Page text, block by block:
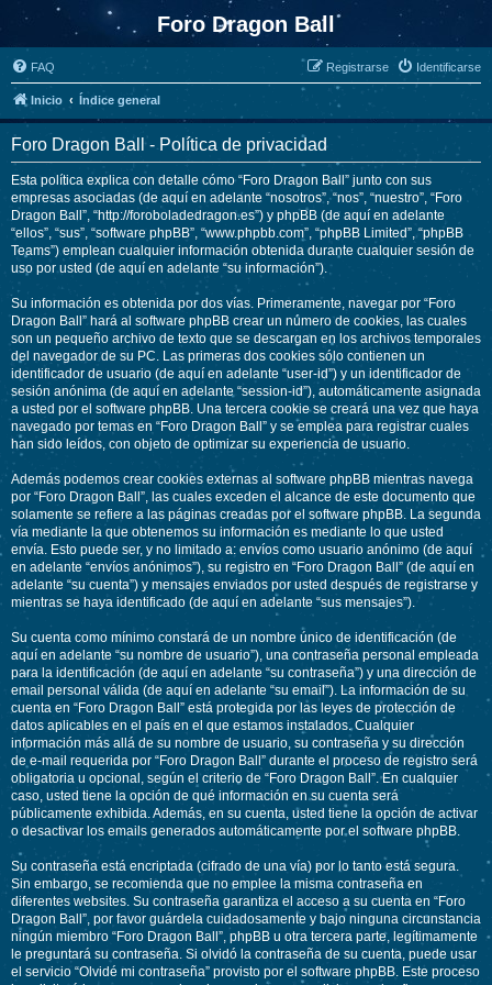
Foro Dragon Ball
FAQ Identificarse
Registrarse
Inicio Índice general
Foro Dragon Ball - Política de privacidad
Esta política explica con detalle cómo “Foro Dragon Ball” junto con sus
empresas asociadas (de aquí en adelante “nosotros”, “nos”, “nuestro”, “Foro
Dragon Ball”, “http://foroboladedragon.es”) y phpBB (de aquí en adelante
“ellos”, “sus”, “software phpBB”, “www.phpbb.com”, “phpBB Limited”, “phpBB
Teams”) emplean cualquier información obtenida durante cualquier sesión de
uso por usted (de aquí en adelante “su información”).
Su información es obtenida por dos vías. Primeramente, navegar por “Foro
Dragon Ball” hará al software phpBB crear un número de cookies, las cuales
son un pequeño archivo de texto que se descargan en los archivos temporales
del navegador de su PC. Las primeras dos cookies sólo contienen un
identificador de usuario (de aquí en adelante “user-id”) y un identificador de
sesión anónima (de aquí en adelante “session-id”), automáticamente asignada
a usted por el software phpBB. Una tercera cookie se creará una vez que haya
navegado por temas en “Foro Dragon Ball” y se emplea para registrar cuales
han sido leídos, con objeto de optimizar su experiencia de usuario.
Además podemos crear cookies externas al software phpBB mientras navega
por “Foro Dragon Ball”, las cuales exceden el alcance de este documento que
solamente se refiere a las páginas creadas por el software phpBB. La segunda
vía mediante la que obtenemos su información es mediante lo que usted
envía. Esto puede ser, y no limitado a: envíos como usuario anónimo (de aquí
en adelante “envíos anónimos”), su registro en “Foro Dragon Ball” (de aquí en
adelante “su cuenta”) y mensajes enviados por usted después de registrarse y
mientras se haya identificado (de aquí en adelante “sus mensajes”).
Su cuenta como mínimo constará de un nombre único de identificación (de
aquí en adelante “su nombre de usuario”), una contraseña personal empleada
para la identificación (de aquí en adelante “su contraseña”) y una dirección de
email personal válida (de aquí en adelante “su email”). La información de su
cuenta en “Foro Dragon Ball” está protegida por las leyes de protección de
datos aplicables en el país en el que estamos instalados. Cualquier
información más allá de su nombre de usuario, su contraseña y su dirección
de e-mail requerida por “Foro Dragon Ball” durante el proceso de registro será
obligatoria u opcional, según el criterio de “Foro Dragon Ball”. En cualquier
caso, usted tiene la opción de qué información en su cuenta será
públicamente exhibida. Además, en su cuenta, usted tiene la opción de activar
o desactivar los emails generados automáticamente por el software phpBB.
Su contraseña está encriptada (cifrado de una vía) por lo tanto está segura.
Sin embargo, se recomienda que no emplee la misma contraseña en
diferentes websites. Su contraseña garantiza el acceso a su cuenta en “Foro
Dragon Ball”, por favor guárdela cuidadosamente y bajo ninguna circunstancia
ningún miembro “Foro Dragon Ball”, phpBB u otra tercera parte, legítimamente
le preguntará su contraseña. Si olvidó la contraseña de su cuenta, puede usar
el servicio “Olvidé mi contraseña” provisto por el software phpBB. Este proceso